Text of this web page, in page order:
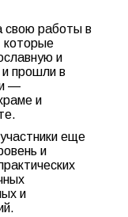
свою работы в
которые
и
и прошли в
—
и
еще
и
и